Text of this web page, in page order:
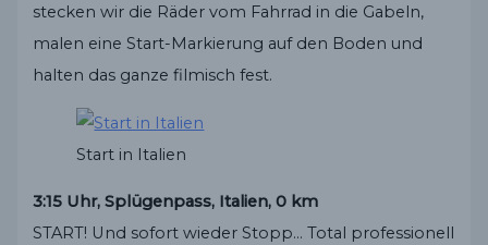
stecken wir die Räder vom Fahrrad in die Gabeln,
malen eine Start-Markierung auf den Boden und
halten das ganze filmisch fest.
Start in Italien
3:15 Uhr, Splügenpass, Italien, 0 km
START! Und sofort wieder Stopp… Total professionell